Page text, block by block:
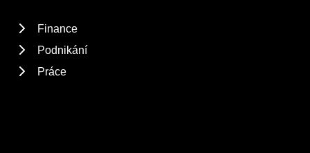
Finance
Podnikání
Práce